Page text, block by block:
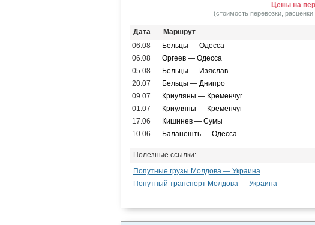
Цены на
(стоимость перевозки,
Дата Маршрут
06.08
Бельцы — Одесса
06.08
Оргеев — Одесса
05.08
Бельцы — Изяслав
20.07
Бельцы — Днипро
09.07
Криуляны — Кременчуг
01.07
Криуляны — Кременчуг
17.06
Кишинев — Сумы
10.06
Баланешть — Одесса
Полезные ссылки:
Попутные грузы Молдова — Украина
Попутный транспорт Молдова — Украина